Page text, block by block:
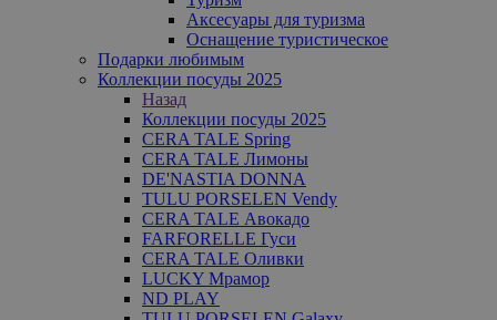
Аксесуары для туризма
Оснащение туристическое
Подарки любимым
Коллекции посуды 2025
Назад
Коллекции посуды 2025
CERA TALE Spring
CERA TALE Лимоны
DE'NASTIA DONNA
TULU PORSELEN Vendy
CERA TALE Авокадо
FARFORELLE Гуси
CERA TALE Оливки
LUCKY Мрамор
ND PLAY